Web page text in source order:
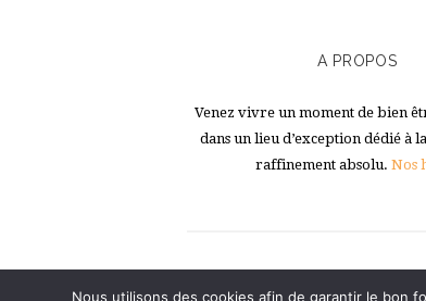
Nous utilisons des cookies afin de garantir le bon
A PROPOS
Venez vivre un moment de bien
dans un lieu d’exception dédié à
raffinement absolu. Nos